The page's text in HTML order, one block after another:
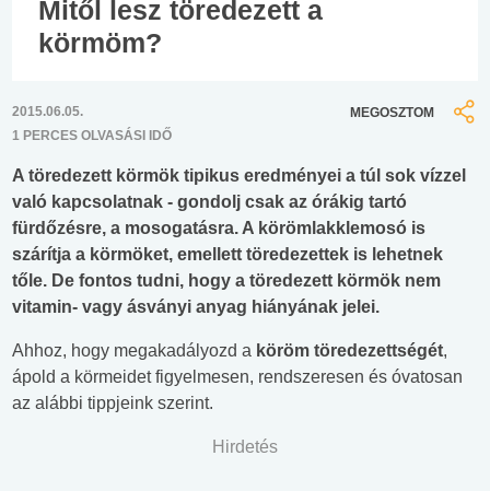
Mitől lesz töredezett a
körmöm?
2015.06.05.
1 PERCES OLVASÁSI IDŐ
MEGOSZTOM
A töredezett körmök tipikus eredményei a túl sok vízzel
való kapcsolatnak - gondolj csak az órákig tartó
fürdőzésre, a mosogatásra. A körömlakklemosó is
szárítja a körmöket, emellett töredezettek is lehetnek
tőle. De fontos tudni, hogy a töredezett körmök nem
vitamin- vagy ásványi anyag hiányának jelei.
Ahhoz, hogy megakadályozd a köröm töredezettségét,
ápold a körmeidet figyelmesen, rendszeresen és óvatosan
az alábbi tippjeink szerint.
Hirdetés